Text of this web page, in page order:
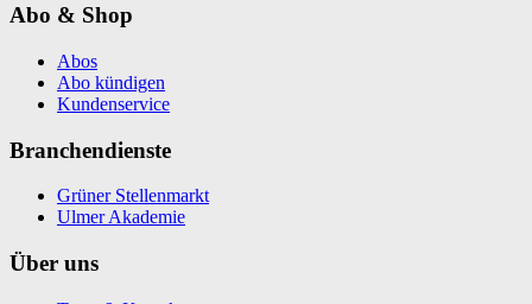
Abo & Shop
Abos
Abo kündigen
Kundenservice
Branchendienste
Grüner Stellenmarkt
Ulmer Akademie
Über uns